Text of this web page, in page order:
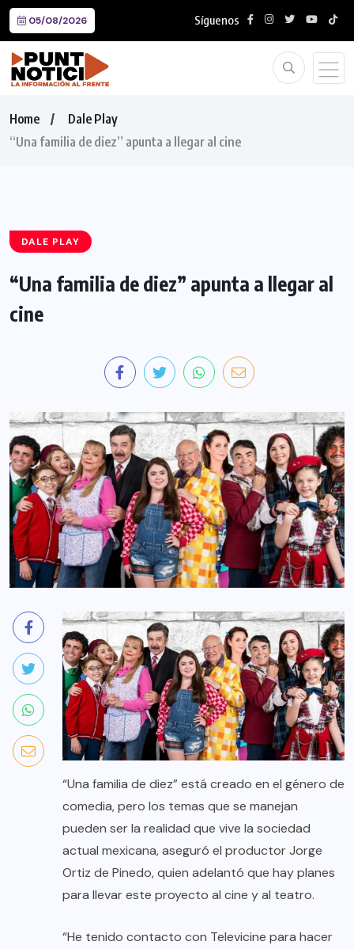
05/08/2026 Síguenos
Home
Dale Play
“Una familia de diez” apunta a llegar al cine
DALE PLAY
“Una familia de diez” apunta a llegar al
cine
“Una familia de diez” está creado en el género de
comedia, pero los temas que se manejan
pueden ser la realidad que vive la sociedad
actual mexicana, aseguró el productor Jorge
Ortiz de Pinedo, quien adelantó que hay planes
para llevar este proyecto al cine y al teatro.
“He tenido contacto con Televicine para hacer